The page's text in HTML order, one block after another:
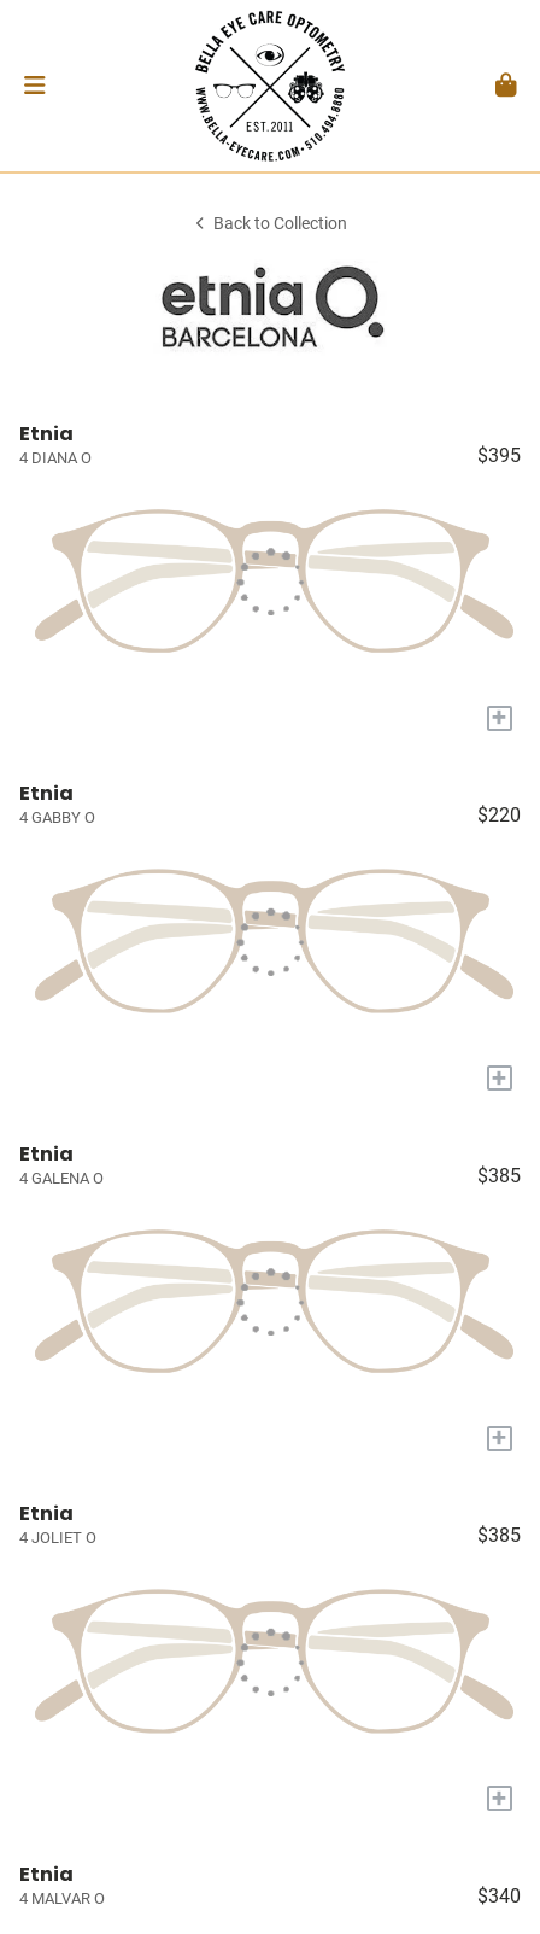
Back to Collection
Etnia
4 DIANA O $395
+
Etnia
4 GABBY O $220
+
Etnia
4 GALENA O $385
+
Etnia
4 JOLIET O $385
+
Etnia
4 MALVAR O $340